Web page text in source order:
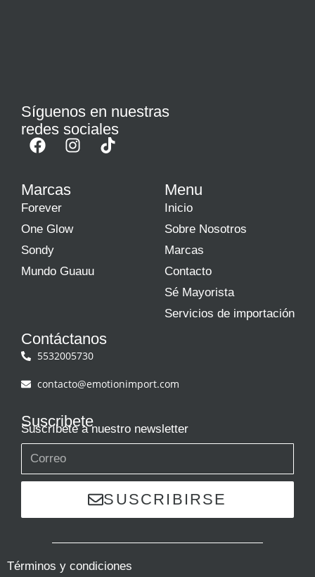
Síguenos en nuestras
redes sociales
Marcas
Forever
One Glow
Sondy
Mundo Guauu
Menu
Inicio
Sobre Nosotros
Marcas
Contacto
Sé Mayorista
Servicios de importación
Contáctanos
5532005730
contacto@emotionimport.com
Suscribete
Suscríbete a nuestro newsletter
SUSCRIBIRSE
Términos y condiciones